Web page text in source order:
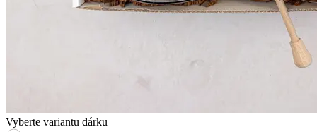
Vyberte variantu dárku